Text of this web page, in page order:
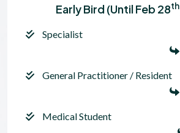
Early Bird (Until Feb 28Th
Specialist
General Practitioner / Resident
Medical Student